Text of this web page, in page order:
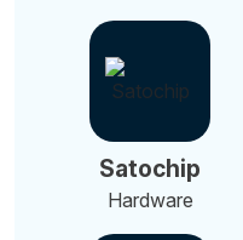
Satochip
Hardware